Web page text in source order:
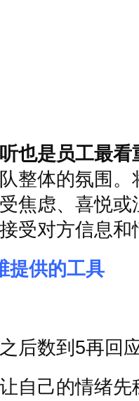
也是员工最看
整体的氛围
焦虑、喜悦
受对方信息和
提供的工具
后数到 5再回
自己的情绪